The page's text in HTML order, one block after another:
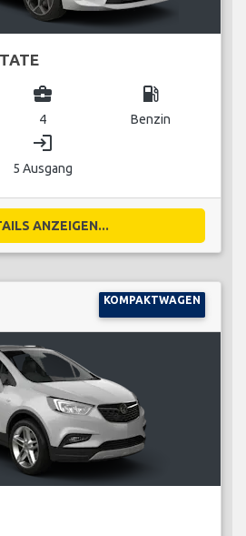
business_center
4
local_gas_station
Benzin
login
5 Ausgang
ANZEIGEN...
KOMPAKTWAGEN